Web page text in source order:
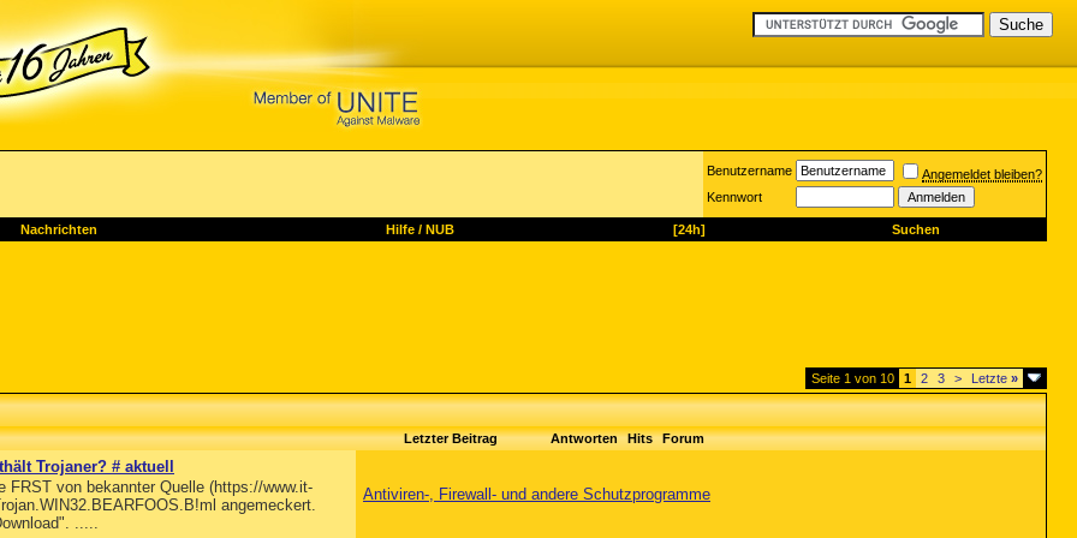
Benutzername
Angemeldet bleiben?
Kennwort
Nachrichten Hilfe/ NUB [24h] Suchen
Seite 1 von 10 1 2 3 > Letzte »
Letzter Beitrag Antworten Hits Forum
Trojaner? # aktuell
von bekannter Quelle (https://www.it-
angemeckert.
.....
Antiviren-, Firewall- und andere Schutzprogramme